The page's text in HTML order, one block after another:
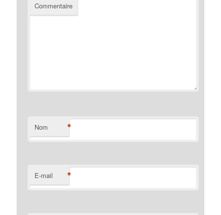
Commentaire
Nom *
E-mail *